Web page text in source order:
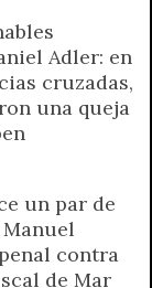
Adler: en
cruzadas,
una queja
un par de
contra
de Mar